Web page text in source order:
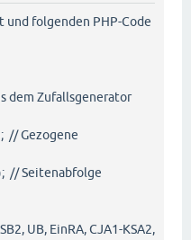
folgenden PHP-Code
dem Zufallsgenerator
// Gezogene
// Seitenabfolge
UB, EinRA, CJA1-KSA2,